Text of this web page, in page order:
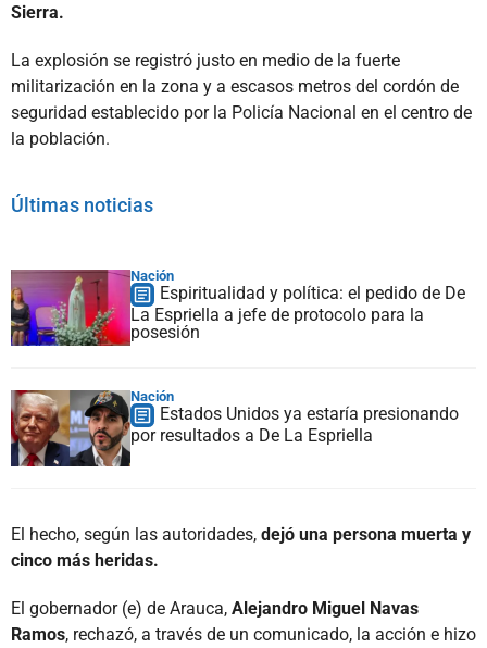
Sierra.
La explosión se registró justo en medio de la fuerte
militarización en la zona y a escasos metros del cordón de
seguridad establecido por la Policía Nacional en el centro de
la población.
Últimas noticias
Nación
Espiritualidad y política: el pedido de De
La Espriella a jefe de protocolo para la
posesión
Nación
Estados Unidos ya estaría presionando
por resultados a De La Espriella
El hecho, según las autoridades, dejó una persona muerta y
cinco más heridas.
El gobernador (e) de Arauca, Alejandro Miguel Navas
Ramos, rechazó, a través de un comunicado, la acción e hizo